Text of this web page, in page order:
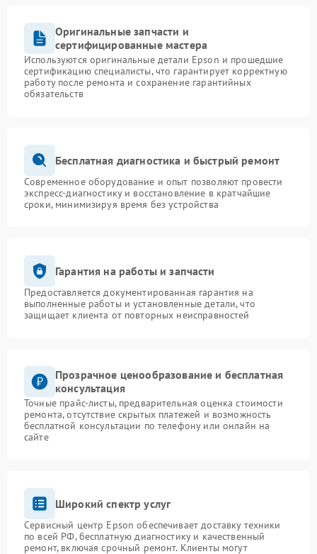
Оригинальные запчасти и
сертифицированные мастера
Используются оригинальные детали Epson и прошедшие
сертификацию специалисты, что гарантирует корректную
работу после ремонта и сохранение гарантийных
обязательств
Бесплатная диагностика и быстрый ремонт
Современное оборудование и опыт позволяют провести
экспресс-диагностику и восстановление в кратчайшие
сроки, минимизируя время без устройства
Гарантия на работы и запчасти
Предоставляется документированная гарантия на
выполненные работы и установленные детали, что
защищает клиента от повторных неисправностей
Прозрачное ценообразование и бесплатная
консультация
Точные прайс-листы, предварительная оценка стоимости
ремонта, отсутствие скрытых платежей и возможность
бесплатной консультации по телефону или онлайн на
сайте
Широкий спектр услуг
Сервисный центр Epson обеспечивает доставку техники
по всей РФ, бесплатную диагностику и качественный
ремонт, включая срочный ремонт. Клиенты могут